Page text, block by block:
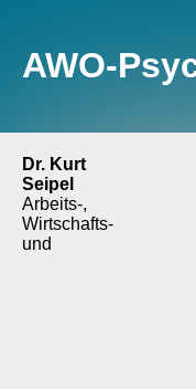
AWO-
Dr. Kurt
Seipel
Arbeits-,
Wirtschafts-
und